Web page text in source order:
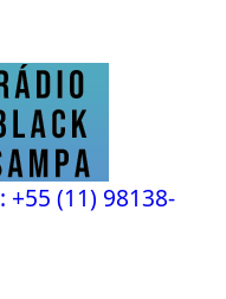
+55 (11) 98138-